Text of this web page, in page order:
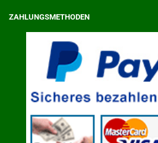
ZAHLUNGSMETHODEN